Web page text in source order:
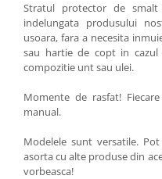
Stratul protector de
indelungata produsului
usoara, fara a necesita
sau hartie de copt in
compozitie unt sau ulei.
Momente de rasfat!
manual.
Modelele sunt versatile.
asorta cu alte produse din
vorbeasca!